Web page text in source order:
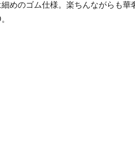
めのゴム仕様。楽ちんながらも